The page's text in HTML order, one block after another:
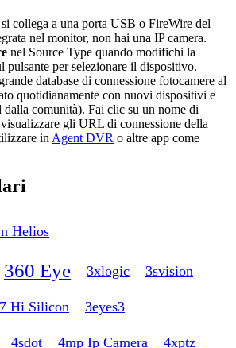
collega a una porta USB o FireWire del
nel monitor, non hai una IP camera.
nel Source Type quando modifichi la
pulsante per selezionare il dispositivo.
database di connessione fotocamere al
quotidianamente con nuovi dispositivi e
comunità). Fai clic su un nome di
gli URL di connessione della
in Agent DVR o altre app come
Helios
360 Eye 3xlogic 3svision
Hi Silicon 3eyes3
4sdot 4mp Ip Camera 4xptz